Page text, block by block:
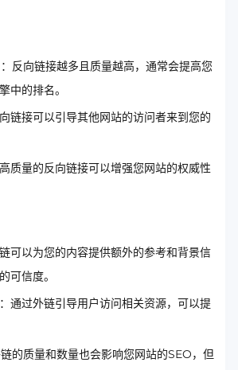
反向链接越多且质量越高，通常会提高您
中的排名。
链接可以引导其他网站的访问者来到您的
质量的反向链接可以增强您网站的权威性
可以为您的内容提供额外的参考和背景信
可信度。
通过外链引导用户访问相关资源，可以提
的质量和数量也会影响您网站的SEO，但